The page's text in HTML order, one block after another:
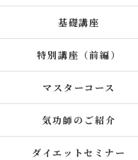
基礎講座
特別講座（前編）
マスターコース
気功師のご紹介
ダイエットセミナー